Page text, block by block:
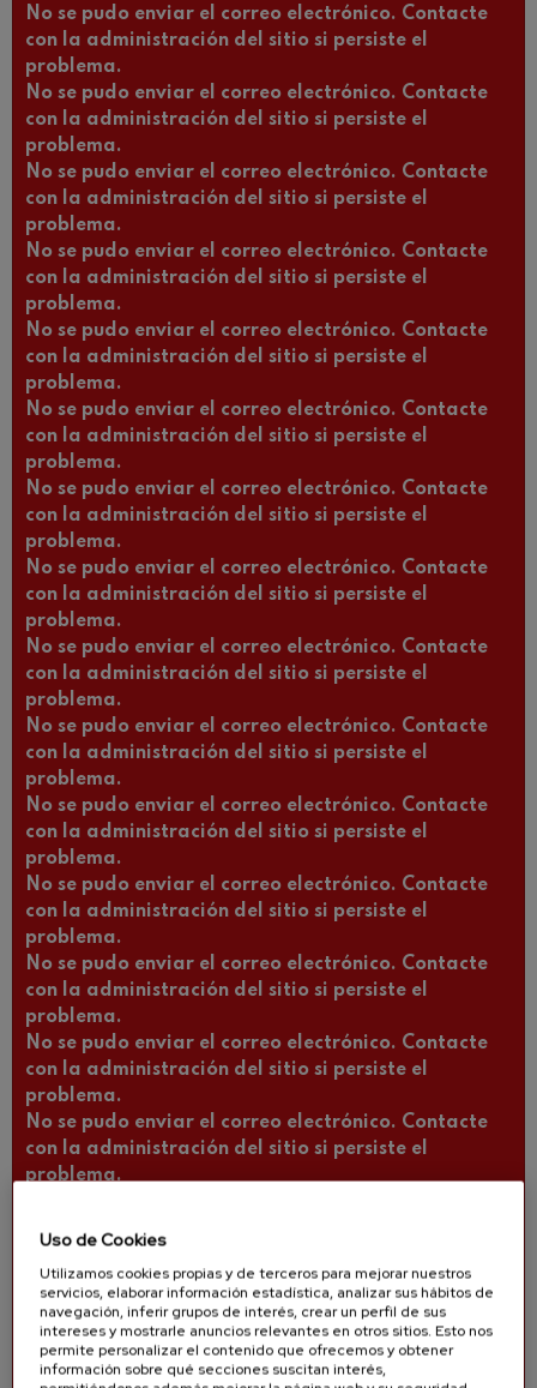
No se pudo enviar el correo electrónico. Contacte
con la administración del sitio si persiste el
problema.
No se pudo enviar el correo electrónico. Contacte
con la administración del sitio si persiste el
problema.
No se pudo enviar el correo electrónico. Contacte
con la administración del sitio si persiste el
problema.
No se pudo enviar el correo electrónico. Contacte
con la administración del sitio si persiste el
problema.
No se pudo enviar el correo electrónico. Contacte
con la administración del sitio si persiste el
problema.
No se pudo enviar el correo electrónico. Contacte
con la administración del sitio si persiste el
problema.
No se pudo enviar el correo electrónico. Contacte
con la administración del sitio si persiste el
problema.
No se pudo enviar el correo electrónico. Contacte
con la administración del sitio si persiste el
problema.
No se pudo enviar el correo electrónico. Contacte
con la administración del sitio si persiste el
problema.
No se pudo enviar el correo electrónico. Contacte
con la administración del sitio si persiste el
problema.
No se pudo enviar el correo electrónico. Contacte
con la administración del sitio si persiste el
problema.
No se pudo enviar el correo electrónico. Contacte
con la administración del sitio si persiste el
problema.
No se pudo enviar el correo electrónico. Contacte
con la administración del sitio si persiste el
problema.
No se pudo enviar el correo electrónico. Contacte
con la administración del sitio si persiste el
problema.
No se pudo enviar el correo electrónico. Contacte
con la administración del sitio si persiste el
problema.
con la administración del sitio si persiste el
No se pudo enviar el correo electrónico. Contacte
con la administración del sitio si persiste el
problema.
No se pudo enviar el correo electrónico. Contacte
Uso de Cookies
Utilizamos cookies propias y de terceros para mejorar nuestros
servicios, elaborar información estadística, analizar sus hábitos de
navegación, inferir grupos de interés, crear un perfil de sus
intereses y mostrarle anuncios relevantes en otros sitios. Esto nos
permite personalizar el contenido que ofrecemos y obtener
información sobre qué secciones suscitan interés,